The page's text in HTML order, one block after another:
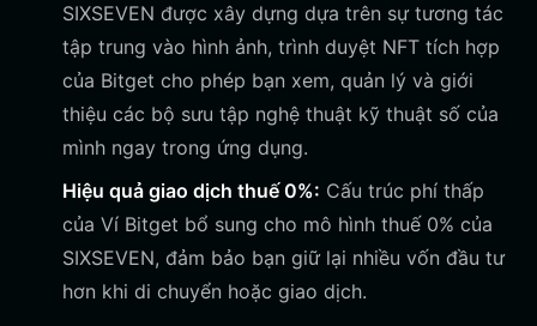
SIXSEVEN được xây dựng dựa trên sự tương tác
tập trung vào hình ảnh, trình duyệt NFT tích hợp
của Bitget cho phép bạn xem, quản lý và giới
thiệu các bộ sưu tập nghệ thuật kỹ thuật số của
mình ngay trong ứng dụng.
Hiệu quả giao dịch thuế 0%: Cấu trúc phí thấp
của Ví Bitget bổ sung cho mô hình thuế 0% của
SIXSEVEN, đảm bảo bạn giữ lại nhiều vốn đầu tư
hơn khi di chuyển hoặc giao dịch.